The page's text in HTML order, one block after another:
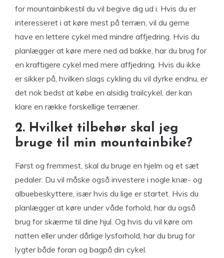
for mountainbikestil du vil begive dig ud i. Hvis du er
interesseret i at køre mest på terræn, vil du gerne
have en lettere cykel med mindre affjedring. Hvis du
planlægger at køre mere ned ad bakke, har du brug for
en kraftigere cykel med mere affjedring. Hvis du ikke
er sikker på, hvilken slags cykling du vil dyrke endnu, er
det nok bedst at købe en alsidig trailcykel, der kan
klare en række forskellige terræner.
2. Hvilket tilbehør skal jeg
bruge til min mountainbike?
Først og fremmest, skal du bruge en hjelm og et sæt
pedaler. Du vil måske også investere i nogle knæ- og
albuebeskyttere, især hvis du lige er startet. Hvis du
planlægger at køre under våde forhold, har du også
brug for skærme til dine hjul. Og hvis du vil køre om
natten eller under dårlige lysforhold, har du brug for
lygter både foran og bagpå din cykel.